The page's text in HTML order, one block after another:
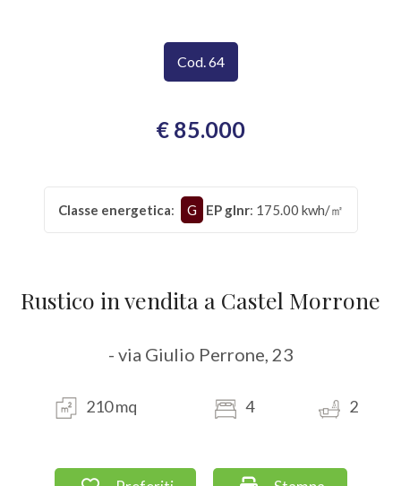
Cod. 64
€ 85.000
Classe energetica: G EP glnr: 175.00 kwh/㎡
Rustico in vendita a Castel Morrone
- via Giulio Perrone, 23
210 mq 4 2
multiscelta
Residenziali